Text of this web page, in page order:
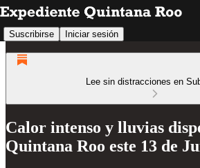
Suscribirse Iniciar sesión
Lee sin distracciones en
Calor intenso y lluvias
Quintana Roo este 13 de